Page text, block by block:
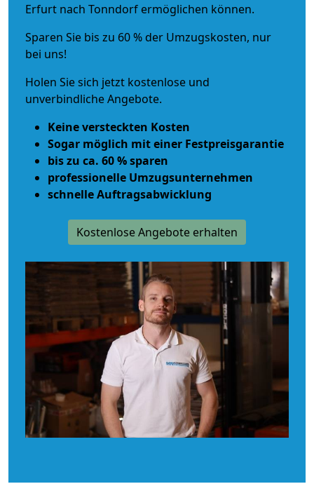
Erfurt nach Tonndorf ermöglichen können.
Sparen Sie bis zu 60 % der Umzugskosten, nur
bei uns!
Holen Sie sich jetzt kostenlose und
unverbindliche Angebote.
Keine versteckten Kosten
Sogar möglich mit einer Festpreisgarantie
bis zu ca. 60 % sparen
professionelle Umzugsunternehmen
schnelle Auftragsabwicklung
Kostenlose Angebote erhalten